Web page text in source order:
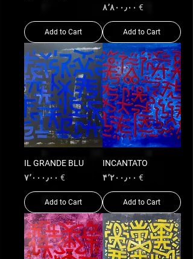
Price
€ ۸٬۸۰۰٫۰۰
Add to Cart
Add to Cart
INCANTATO
Price
€ ۴٬۲۰۰٫۰۰
Add to Cart
IL GRANDE BLU
Price
€ ۷٬۰۰۰٫۰۰
Add to Cart